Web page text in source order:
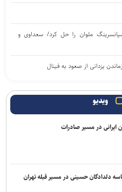
ملوان را حل کرد/ سعداوی و
یزدانی از صعود به فینال
دیدار دوستانه/ تیم تارتار بالاخره گل
به درگیری مدیرعامل و اعضای هیات
ویدیو
ایرانی در مسیر صادرات
دلدادگان حسینی در مسیر قبله تهران